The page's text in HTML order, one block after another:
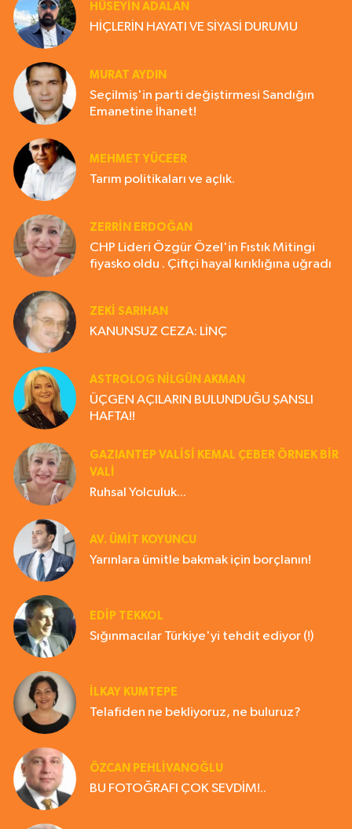
HÜSEYIN ADALAN
HİÇLERİN HAYATI VE SİYASİ DURUMU
MURAT AYDIN
Seçilmiş'in parti değiştirmesi Sandığın
Emanetine İhanet!
MEHMET YÜCEER
Tarım politikaları ve açlık.
ZERRIN ERDOĞAN
CHP Lideri Özgür Özel'in Fıstık Mitingi
fiyasko oldu . Çiftçi hayal kırıklığına uğradı
ZEKI SARIHAN
KANUNSUZ CEZA: LİNÇ
ASTROLOG NILGÜN AKMAN
ÜÇGEN AÇILARIN BULUNDUĞU ŞANSLI
HAFTA!!
GAZIANTEP VALISI KEMAL ÇEBER ÖRNEK BİR
VALİ
Ruhsal Yolculuk...
AV. ÜMIT KOYUNCU
Yarınlara ümitle bakmak için borçlanın!
EDIP TEKKOL
Sığınmacılar Türkiye'yi tehdit ediyor (!)
İLKAY KUMTEPE
Telafiden ne bekliyoruz, ne buluruz?
ÖZCAN PEHLİVANOĞLU
BU FOTOĞRAFI ÇOK SEVDİM!..